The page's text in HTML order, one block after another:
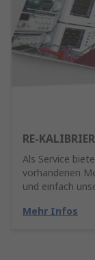
RE-
Als Service
vorhandenen
und einfach
Mehr Infos